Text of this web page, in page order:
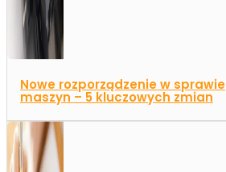
Nowe rozporządzenie w sprawie
maszyn – 5 kluczowych zmian